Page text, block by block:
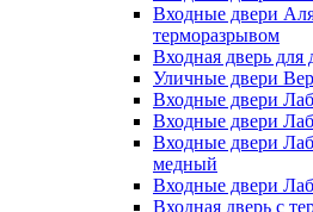
Входные двери
терморазрывом
Входная дверь для
Уличные двери
Входные двери
Входные двери
Входные двери
медный
Входные двери
Входная дверь с